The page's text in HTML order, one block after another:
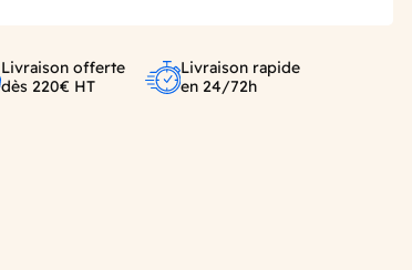
Livraison offerte
dès 220€ HT
Livraison rapide
en 24/72h